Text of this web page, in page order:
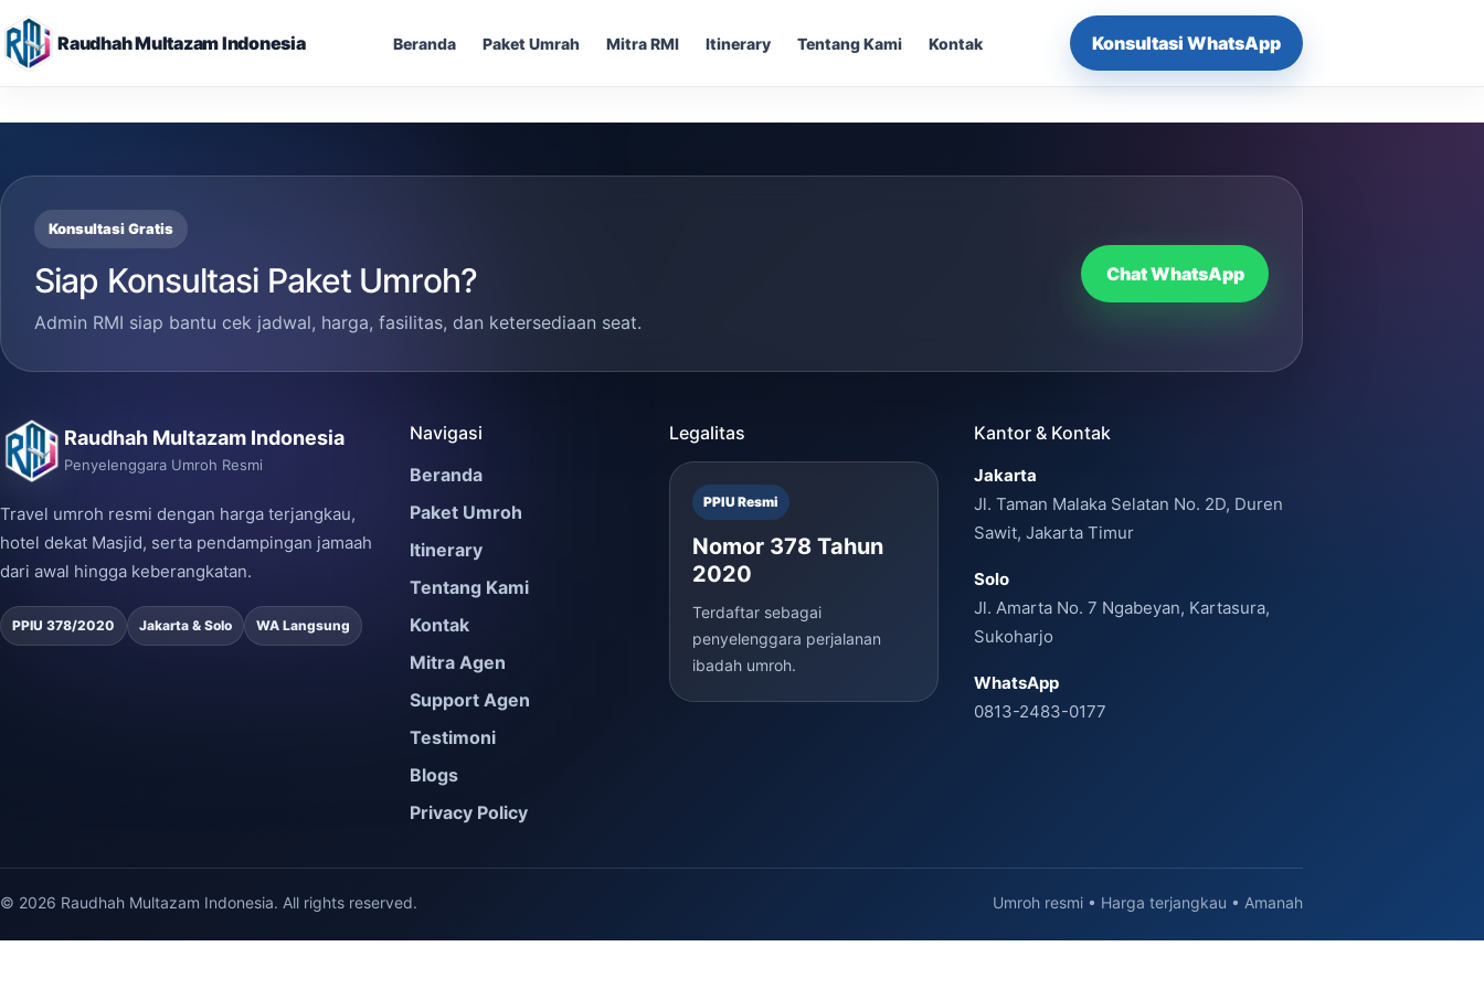
Raudhah Multazam Indonesia Beranda Paket Umrah Mitra RMI Itinerary Tentang Kami Kontak Konsultasi WhatsApp
to
Konsultasi Gratis
Siap Konsultasi Paket Umroh?
Admin RMI siap bantu cek jadwal, harga, fasilitas, dan ketersediaan seat.
Chat WhatsApp
Raudhah Multazam Indonesia
Penyelenggara Umroh Resmi
Travel umroh resmi dengan harga terjangkau,
hotel dekat Masjid, serta pendampingan jamaah
dari awal hingga keberangkatan.
PPIU 378/2020 Jakarta & Solo WA Langsung
Navigasi
Beranda
Paket Umroh
Itinerary
Tentang Kami
Kontak
Mitra Agen
Support Agen
Testimoni
Blogs
Privacy Policy
Legalitas
PPIU Resmi
Nomor 378 Tahun
2020
Terdaftar sebagai
penyelenggara perjalanan
ibadah umroh.
Kantor & Kontak
Jakarta
Jl. Taman Malaka Selatan No. 2D, Duren
Sawit, Jakarta Timur
Solo
Jl. Amarta No. 7 Ngabeyan, Kartasura,
Sukoharjo
WhatsApp
0813-2483-0177
© 2026 Raudhah Multazam Indonesia. All rights reserved. Umroh resmi • Harga terjangkau • Amanah